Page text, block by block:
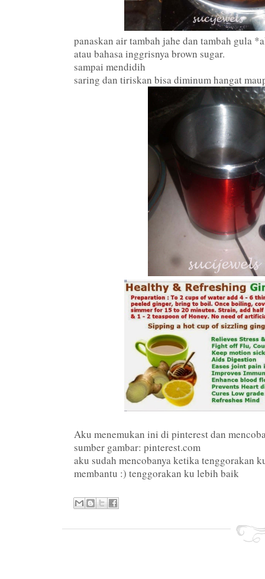
panaskan air tambah jahe dan tambah gula
atau bahasa inggrisnya brown sugar.
sampai mendidih
saring dan tiriskan bisa diminum hangat
Aku menemukan ini di pinterest dan
sumber gambar: pinterest.com
aku sudah mencobanya ketika tenggorakan
membantu :) tenggorakan ku lebih baik